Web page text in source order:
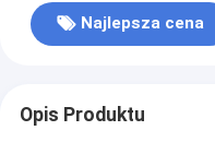
Najlepsza cena
Opis Produktu